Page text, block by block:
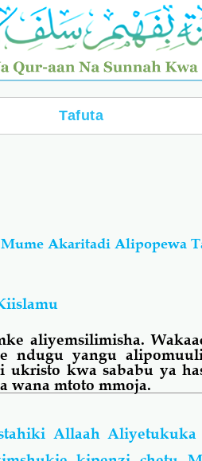
Akaritadi Alipopewa
aliyemsilimisha.
ndugu yangu
ukristo kwa sababu ya
wana mtoto mmoja.
Allaah